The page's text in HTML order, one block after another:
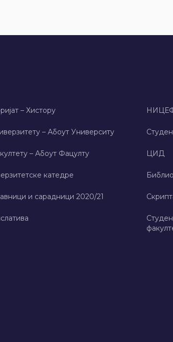
– Хисторy
– Абоут Университy
– Абоут Фацултy
катедре
и сарадници 2020/21
ЦИД